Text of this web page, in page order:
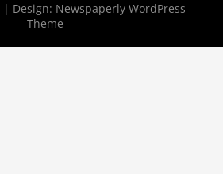
| Design: Newspaperly WordPress
Theme